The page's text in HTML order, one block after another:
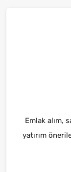
Emlak alım,
yatırım